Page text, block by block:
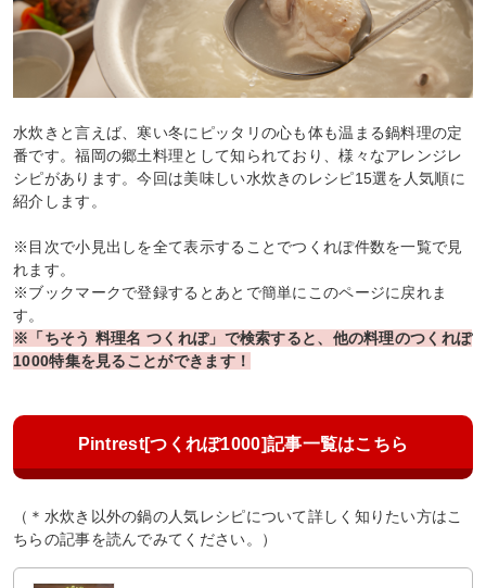
水炊きと言えば、寒い冬にピッタリの心も体も温まる鍋料理の定
番です。福岡の郷土料理として知られており、様々なアレンジレ
シピがあります。今回は美味しい水炊きのレシピ15選を人気順に
紹介します。
※目次で小見出しを全て表示することでつくれぽ件数を一覧で見
れます。
※ブックマークで登録するとあとで簡単にこのページに戻れま
す。
※「ちそう 料理名 つくれぽ」で検索すると、他の料理のつくれぽ
1000特集を見ることができます！
Pintrest[つくれぽ1000]記事一覧はこちら
（＊水炊き以外の鍋の人気レシピについて詳しく知りたい方はこ
ちらの記事を読んでみてください。）